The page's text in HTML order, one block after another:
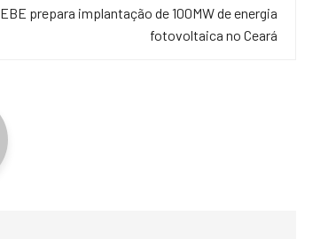
EBE prepara implantação de 100MW de energia
fotovoltaica no Ceará